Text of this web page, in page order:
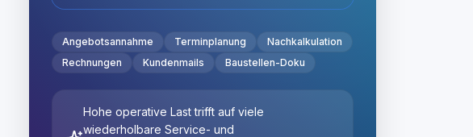
und Warehouse
Bauzulieferer
Angebotsannahme Terminplanung
Nachkalkulation
Rechnungen
Kundenmails Baustellen-Doku
Hohe operative Last trifft auf viele
wiederholbare Service- und